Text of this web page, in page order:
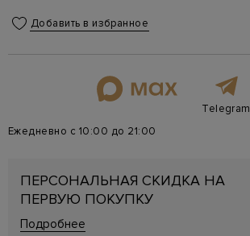
Добавить в избранное
Telegram
Ежедневно с 10:00 до 21:00
ПЕРСОНАЛЬНАЯ СКИДКА НА
ПЕРВУЮ ПОКУПКУ
Подробнее